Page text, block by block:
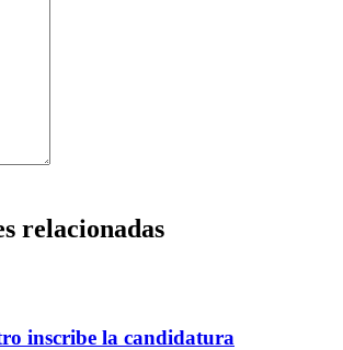
relacionadas
inscribe la candidatura